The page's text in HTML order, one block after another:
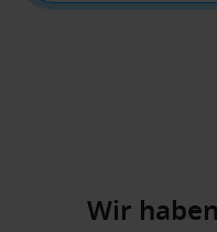
Wir